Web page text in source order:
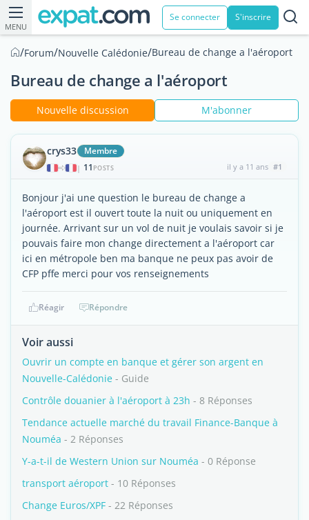
MENU
Se connecter S'inscrire
/Forum/Nouvelle Calédonie/Bureau de change a l'aéroport
Bureau de change a l'aéroport
Nouvelle discussion M'abonner
crys33 Membre
| 11 POSTS il y a 11 ans #1
Bonjour j'ai une question le bureau de change a
l'aéroport est il ouvert toute la nuit ou uniquement en
journée. Arrivant sur un vol de nuit je voulais savoir si je
pouvais faire mon change directement a l'aéroport car
ici en métropole ben ma banque ne peux pas avoir de
CFP pffe merci pour vos renseignements
Réagir Répondre
Voir aussi
Ouvrir un compte en banque et gérer son argent en
Nouvelle-Calédonie - Guide
Contrôle douanier à l'aéroport à 23h - 8 Réponses
Tendance actuelle marché du travail Finance-Banque à
Nouméa - 2 Réponses
Y-a-t-il de Western Union sur Nouméa - 0 Réponse
transport aéroport - 10 Réponses
Change Euros/XPF - 22 Réponses